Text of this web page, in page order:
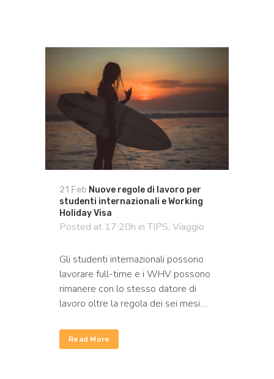
21 Feb Nuove regole di lavoro per
studenti internazionali e Working
Holiday Visa
Posted at 17:20h in TIPS, Viaggio
Gli studenti internazionali possono
lavorare full-time e i WHV possono
rimanere con lo stesso datore di
lavoro oltre la regola dei sei mesi....
Read More